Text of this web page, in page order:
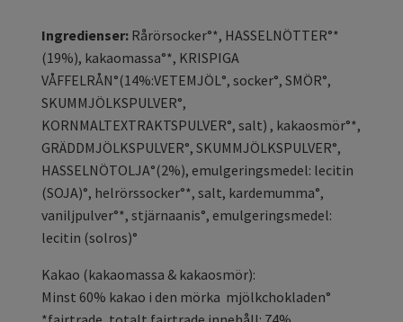
Ingredienser: Rårörsocker°*, HASSELNÖTTER°*
(19%), kakaomassa°*, KRISPIGA
VÅFFELRÅN°(14%:VETEMJÖL°, socker°, SMÖR°,
SKUMMJÖLKSPULVER°,
KORNMALTEXTRAKTSPULVER°, salt) , kakaosmör°*,
GRÄDDMJÖLKSPULVER°, SKUMMJÖLKSPULVER°,
HASSELNÖTOLJA°(2%), emulgeringsmedel: lecitin
(SOJA)°, helrörssocker°*, salt, kardemumma°,
vaniljpulver°*, stjärnaanis°, emulgeringsmedel:
lecitin (solros)°
Kakao (kakaomassa & kakaosmör):
Minst 60% kakao i den mörka mjölkchokladen°